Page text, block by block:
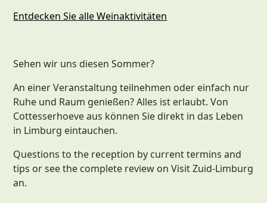
Entdecken Sie alle Weinaktivitäten
Sehen wir uns diesen Sommer?
An einer Veranstaltung teilnehmen oder einfach nur
Ruhe und Raum genießen? Alles ist erlaubt. Von
Cottesserhoeve aus können Sie direkt in das Leben
in Limburg eintauchen.
Questions to the reception by current termins and
tips or see the complete review on Visit Zuid‑Limburg
an.